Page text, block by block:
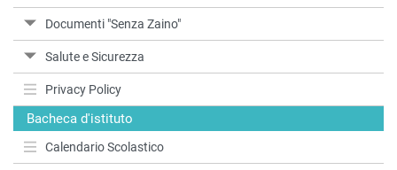
Documenti "Senza Zaino"
Salute e Sicurezza
Privacy Policy
Bacheca d'istituto
Calendario Scolastico